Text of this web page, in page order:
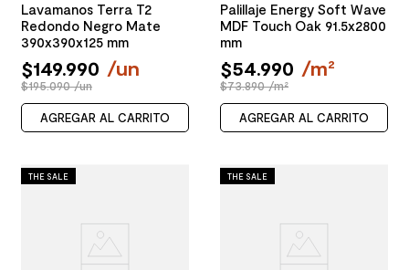
Lavamanos Terra T2
Redondo Negro Mate
390x390x125 mm
$149.990 /un
$195.090 /un
AGREGAR AL CARRITO
Palillaje Energy Soft Wave
MDF Touch Oak 91.5x2800
mm
$54.990 /m²
$73.890 /m²
AGREGAR AL CARRITO
THE SALE THE SALE